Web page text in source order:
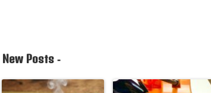
New Posts -